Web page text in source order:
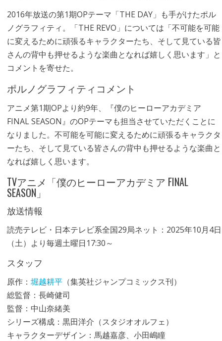
2016年放送の第1期OPテーマ「THE DAY」も手がけたポル
ノグラフィティ。「THE REVO」については「不可能を可能
に変えるために頑張るキャラクターたち、そして見ている皆
さんの背中も押せるような楽曲となれば嬉しく思います」と
コメントを寄せた。
ポルノグラフィティコメント
アニメ第1期OPより約9年、『僕のヒーローアカデミア
FINAL SEASON』のOPテーマも担当させていただくことに
なりました。不可能を可能に変えるために頑張るキャラクタ
ーたち、そして見ている皆さんの背中も押せるような楽曲と
なれば嬉しく思います。
TVアニメ「僕のヒーローアカデミア FINAL
SEASON」
放送情報
読売テレビ・日本テレビ系全国29局ネット：2025年10月4日
（土）より毎週土曜日17:30～
スタッフ
原作： 堀越耕平（集英社ジャンプコミックス刊）
総監督：長崎健司
監督：中山奈緒美
シリーズ構成：黒田洋介（スタジオオルフェ）
キャラクターデザイン：馬越嘉彦、小田嶋瞳